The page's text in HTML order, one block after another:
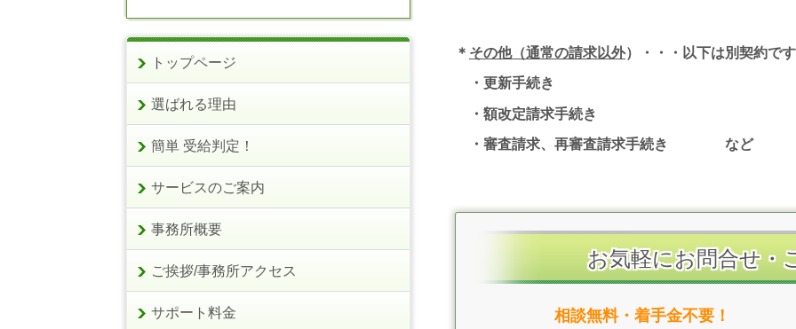
＊ その他（通常の請求以外）・・・以下は別契約で
・更新手続き
・額改定請求手続き
・審査請求、再審査請求手続き など
お気軽にお問合せ・
相談無料・着手金不要！
トップページ
選ばれる理由
簡単 受給判定！
サービスのご案内
事務所概要
ご挨拶/事務所アクセス
サポート料金